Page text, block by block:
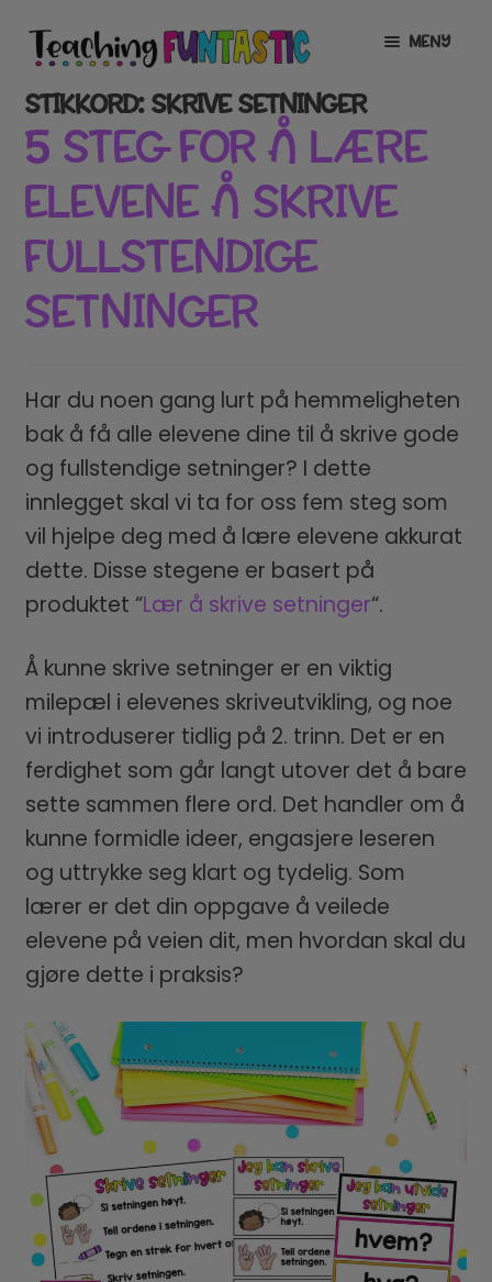
Hopp
til
Hopp
til
MENY
INFO
UTVID
UNDERMENY
MIN KONTO
GRATIS
UTVID
UNDERMENY
BUTIKK
UTVID
LISENSER
KURS
STIKKORD:SKRIVE SETNINGER
5 STEG FOR Å LÆRE
ELEVENE Å SKRIVE
FULLSTENDIGE
SETNINGER
Har du noen gang lurt på hemmeligheten
bak å få alle elevene dine til å skrive gode
og fullstendige setninger? I dette
innlegget skal vi ta for oss fem steg som
vil hjelpe deg med å lære elevene akkurat
dette. Disse stegene er basert på
produktet “Lær å skrive setninger“.
Å kunne skrive setninger er en viktig
milepæl i elevenes skriveutvikling, og noe
vi introduserer tidlig på 2. trinn. Det er en
ferdighet som går langt utover det å bare
sette sammen flere ord. Det handler om å
kunne formidle ideer, engasjere leseren
og uttrykke seg klart og tydelig. Som
lærer er det din oppgave å veilede
elevene på veien dit, men hvordan skal du
gjøre dette i praksis?